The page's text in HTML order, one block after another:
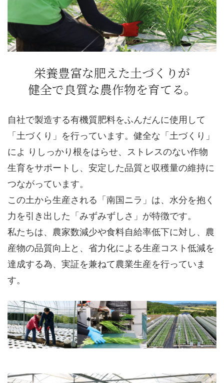
栄養豊富な肥えた土づくりが
健全で良質な農作物を育てる。
自社で製造する有機質肥料をふんだんに使用して
「土づくり」を行っています。健全な「土づくり」
によ りしっかり根をはらせ、ストレスのない作物
生育をサポートし、安定した品質と収穫量の維持に
つながっています。
この土から生産される「南国ニラ」は、水分を抱く
力を引き出した「みずみずしさ」が特徴です。
私たちは、農家数減少や食料自給率低下に対し、農
産物の品質向上と、省力化による生産コスト低減を
達成する為、実証を兼ねて農業生産を行っていま
す。